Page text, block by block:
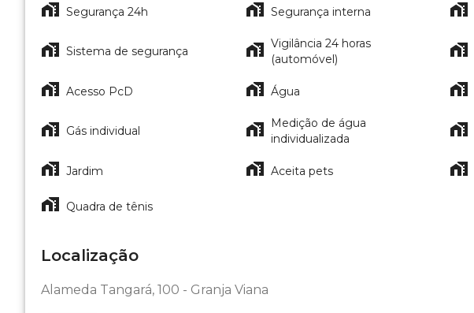
Segurança 24h Segurança interna
Sistema de segurança
Vigilância 24 horas
(automóvel)
Acesso PcD Água
Gás individual
Medição de água
individualizada
Jardim Aceita pets
Quadra de tênis
Localização
Alameda Tangará, 100 - Granja Viana